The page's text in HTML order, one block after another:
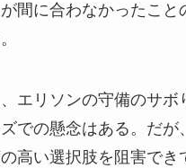
間に合わなかったこと
エリソンの守備のサボ
での懸念はある。だが
高い選択肢を阻害でき